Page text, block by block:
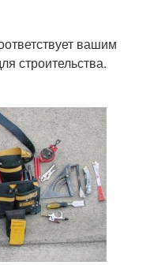
вашим
строительства.